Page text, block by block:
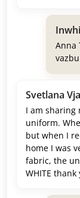
Anna
Svetlana
I am sharing
uniform.
but when I
home I was
fabric, the
WHITE